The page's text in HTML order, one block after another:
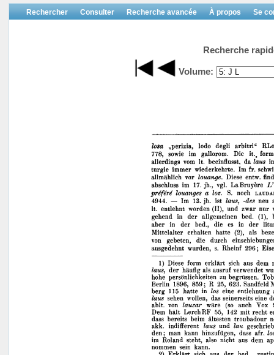
Rechercher Consulter Recherche avancée À propos Se
Recherche
Volume: